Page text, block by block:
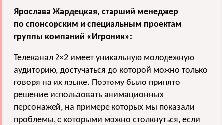
Ярослава Жардецкая, старший менеджер
по спонсорским и специальным проектам
группы компаний «Игроник»:
Телеканал 2×2 имеет уникальную молодежную
аудиторию, достучаться до которой можно только
говоря на их языке. Поэтому было принято
решение использовать анимационных
персонажей, на примере которых мы показали
проблемы, с которыми можно столкнуться, если